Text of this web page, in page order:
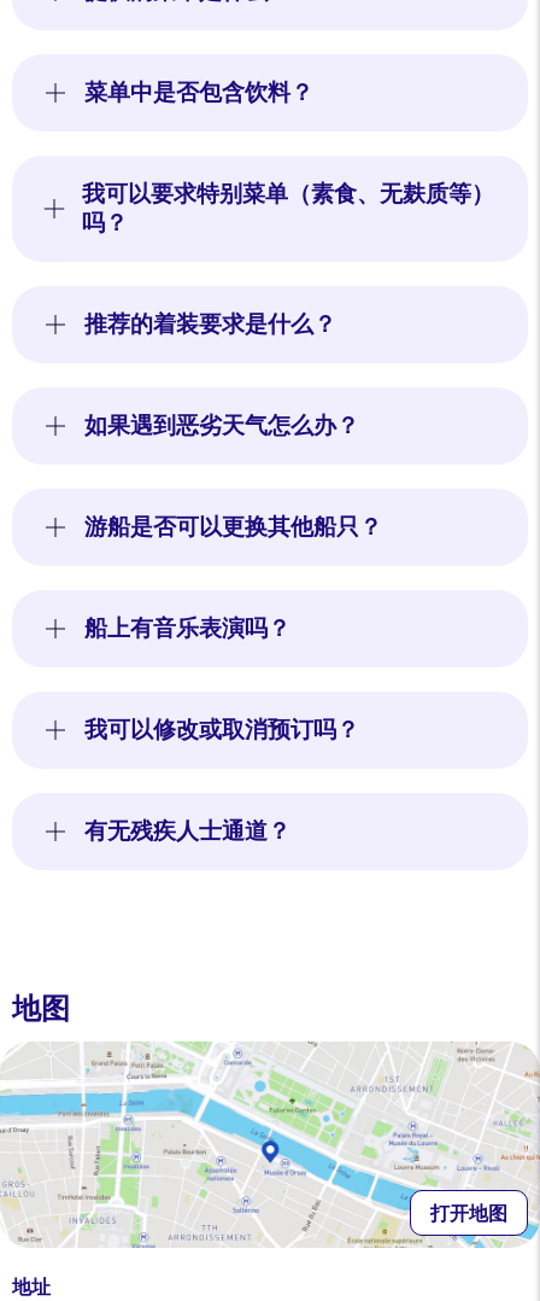
you. You can accept, reject or manage your preferences at any time.
Consents certified by
Reject All Cookies Settings Accept and close
菜单中是否包含饮料？
我可以要求特别菜单（素食、无麸质等）
吗？
推荐的着装要求是什么？
如果遇到恶劣天气怎么办？
游船是否可以更换其他船只？
船上有音乐表演吗？
我可以修改或取消预订吗？
有无残疾人士通道？
地图
打开地图
地址